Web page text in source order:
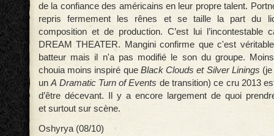
de la confiance des américains en leur propre talent.
repris fermement les rênes et se taille la part du
composition et de production. C’est lui l’incontestable
DREAM THEATER. Mangini confirme que c'est
batteur mais il n'a pas modifié le son du groupe.
chouia moins inspiré que Black Clouds et Silver Linings
unA Dramatic Turn of Events de transition) ce cru 2013
d’être décevant. Il y a encore largement de quoi
et surtout sur scène.
Oshyrya (08/10)